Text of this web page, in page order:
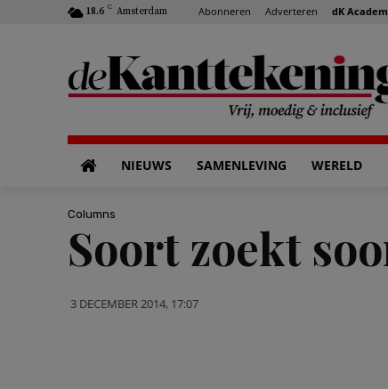
18.6 C Amsterdam Abonneren Adverteren dK
NIEUWS SAMENLEVING WERELD
Columns
Soort zoekt
3 DECEMBER 2014, 17:07